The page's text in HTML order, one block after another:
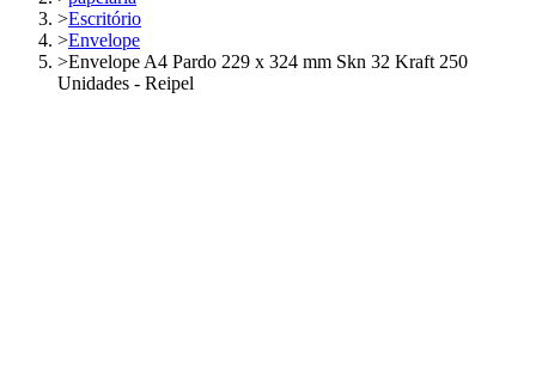
>Escritório
>Envelope
>Envelope A4 Pardo 229 x 324 mm Skn 32 Kraft 250
Unidades - Reipel